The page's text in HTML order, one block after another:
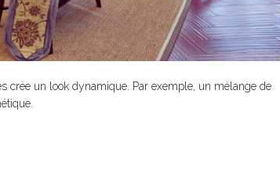
crée un look dynamique. Par exemple, un mélange de